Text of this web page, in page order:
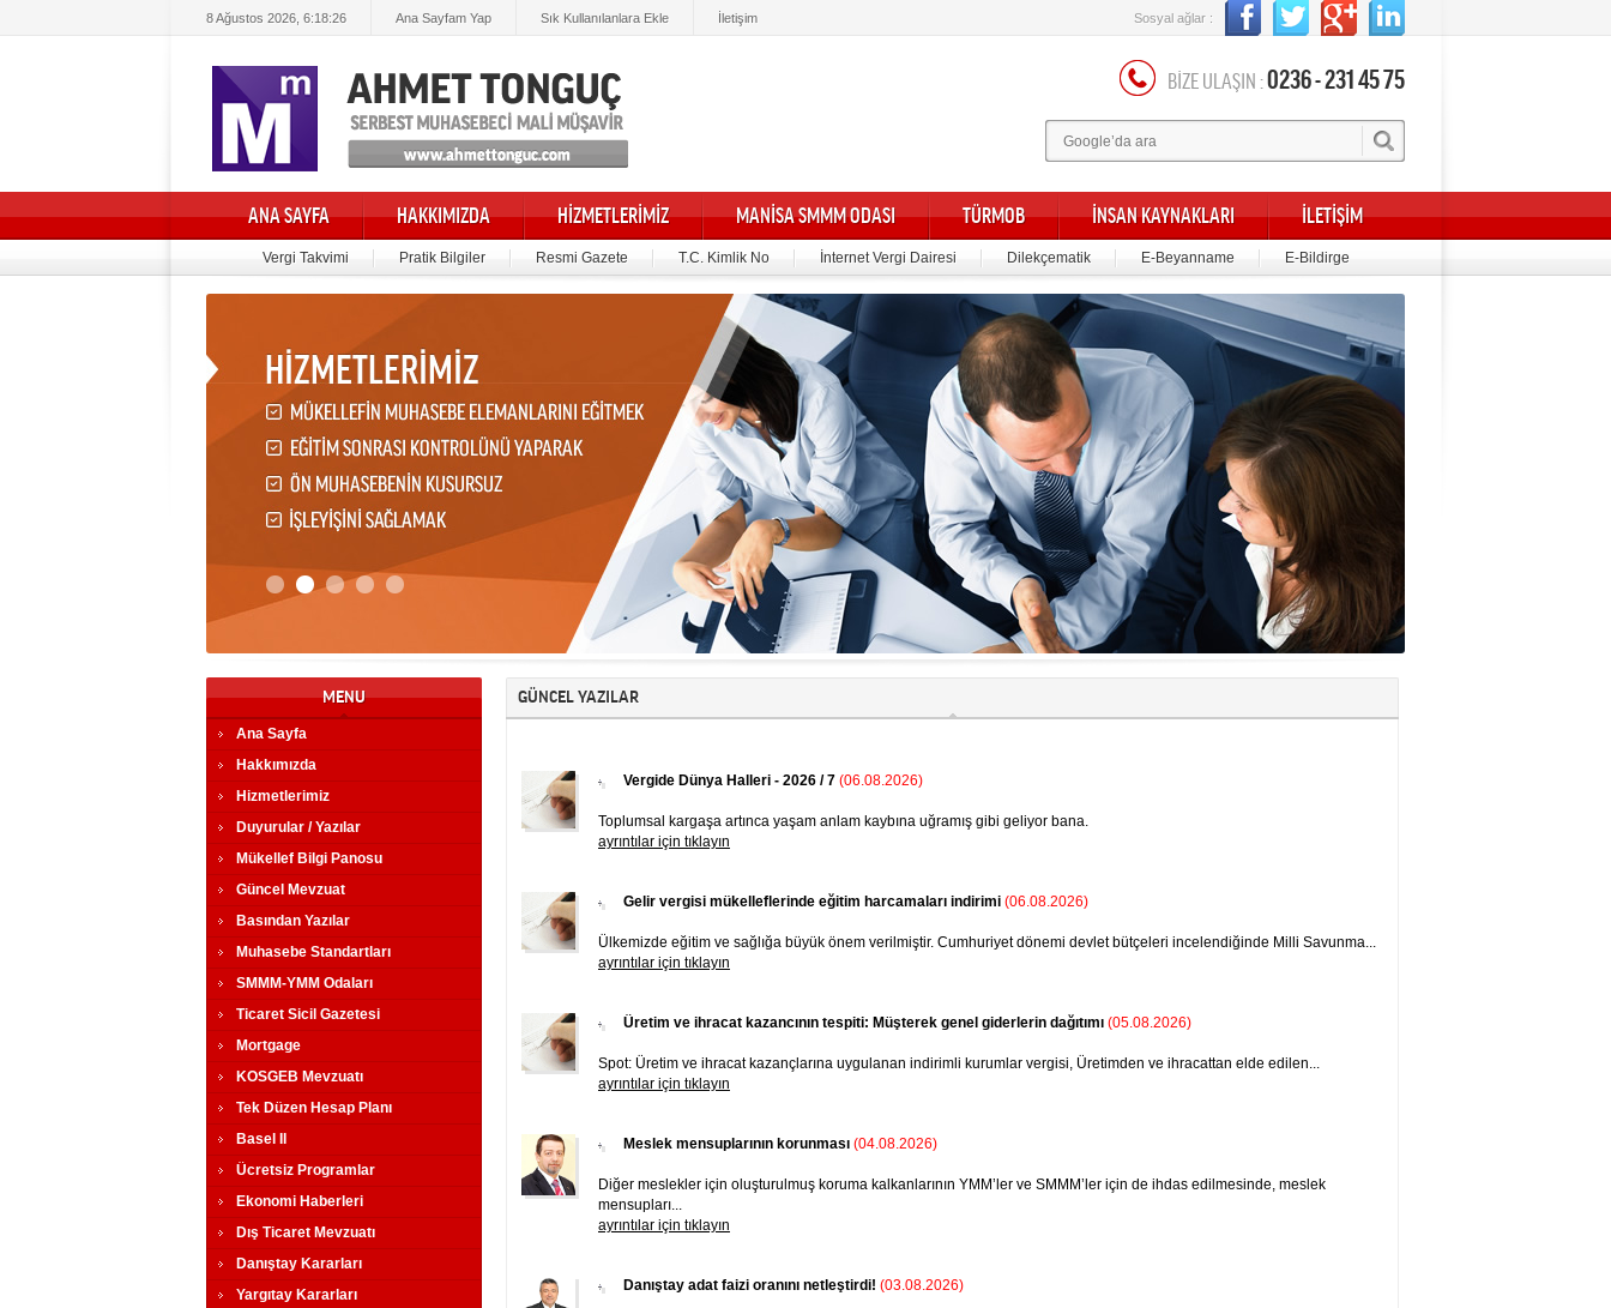
8 Ağustos 2026, 6:18:27 Ana Sayfam Yap Sık Kullanılanlara Ekle İletişim Sosyal ağlar :
BİZE ULAŞIN :0236 - 231 45 75
ANA SAYFA HAKKIMIZDA HİZMETLERİMİZ MANİSA SMMM ODASI TÜRMOB İNSAN KAYNAKLARI İLETİŞİM
Vergi Takvimi Pratik Bilgiler Resmi Gazete T.C. Kimlik No İnternet Vergi Dairesi Dilekçematik E-Beyanname E-Bildirge
MENU
Ana Sayfa
Hakkımızda
Hizmetlerimiz
Duyurular / Yazılar
Mükellef Bilgi Panosu
Güncel Mevzuat
Basından Yazılar
Muhasebe Standartları
SMMM-YMM Odaları
Ticaret Sicil Gazetesi
Mortgage
KOSGEB Mevzuatı
Tek Düzen Hesap Planı
Basel II
Ücretsiz Programlar
Ekonomi Haberleri
Dış Ticaret Mevzuatı
Danıştay Kararları
Yargıtay Kararları
GÜNCEL YAZILAR
Vergide Dünya Halleri - 2026 / 7 (06.08.2026)
Toplumsal kargaşa artınca yaşam anlam kaybına uğramış gibi geliyor bana.
ayrıntılar için tıklayın
Gelir vergisi mükelleflerinde eğitim harcamaları indirimi (06.08.2026)
Ülkemizde eğitim ve sağlığa büyük önem verilmiştir. Cumhuriyet dönemi devlet bütçeleri incelendiğinde Milli Savunma...
ayrıntılar için tıklayın
Üretim ve ihracat kazancının tespiti: Müşterek genel giderlerin dağıtımı (05.08.2026)
Spot: Üretim ve ihracat kazançlarına uygulanan indirimli kurumlar vergisi, Üretimden ve ihracattan elde edilen...
ayrıntılar için tıklayın
Meslek mensuplarının korunması (04.08.2026)
Diğer meslekler için oluşturulmuş koruma kalkanlarının YMM’ler ve SMMM’ler için de ihdas edilmesinde, meslek
mensupları...
ayrıntılar için tıklayın
Danıştay adat faizi oranını netleştirdi! (03.08.2026)